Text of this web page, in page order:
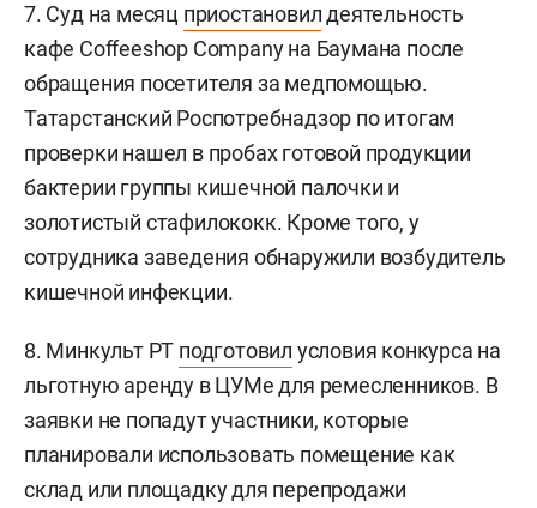
7. Суд на месяц приостановилдеятельность
кафе Соffeeshop Company на Баумана после
обращения посетителя за медпомощью.
Татарстанский Роспотребнадзор по итогам
проверки нашел в пробах готовой продукции
бактерии группы кишечной палочки и
золотистый стафилококк. Кроме того, у
сотрудника заведения обнаружили возбудитель
кишечной инфекции.
8. Минкульт РТ подготовил условия конкурса на
льготную аренду в ЦУМе для ремесленников. В
заявки не попадут участники, которые
планировали использовать помещение как
склад или площадку для перепродажи